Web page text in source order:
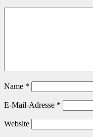
Name *
E-Mail-Adresse *
Website